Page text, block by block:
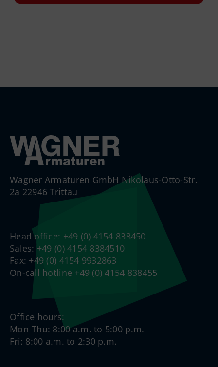
Wagner Armaturen GmbH Nikolaus-Otto-Str.
2a 22946 Trittau
Head office: +49 (0) 4154 838450
Sales: +49 (0) 4154 8384510
Fax: +49 (0) 4154 9932863
On-call hotline +49 (0) 4154 838455
Office hours:
Mon-Thu: 8:00 a.m. to 5:00 p.m.
Fri: 8:00 a.m. to 2:30 p.m.